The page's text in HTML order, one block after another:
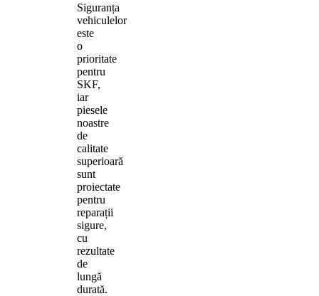
Siguranța
vehiculelor
este
o
prioritate
pentru
SKF,
iar
piesele
noastre
de
calitate
superioară
sunt
proiectate
pentru
reparații
sigure,
cu
rezultate
de
lungă
durată.